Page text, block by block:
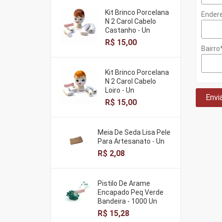
Kit Brinco Porcelana
N 2 Carol Cabelo
Castanho - Un
R$ 15,00
Kit Brinco Porcelana
N 2 Carol Cabelo
Loiro - Un
R$ 15,00
Meia De Seda Lisa Pele
Para Artesanato - Un
R$ 2,08
Pistilo De Arame
Encapado Peq Verde
Bandeira - 1000 Un
R$ 15,28